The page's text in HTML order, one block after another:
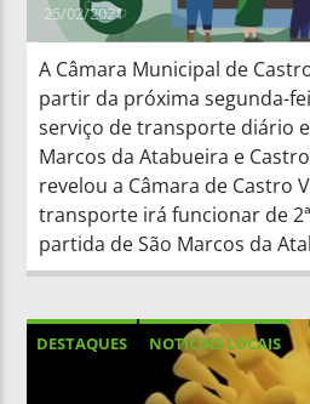
25/02/2021
A Câmara Municipal de
partir da próxima segunda-
serviço de transporte diário
Marcos da Atabueira e
revelou a Câmara de Castro
transporte irá funcionar de
partida de São Marcos da
DESTAQUES
NOTÍCIAS LOCAIS
NOTÍCIAS NACIONAIS